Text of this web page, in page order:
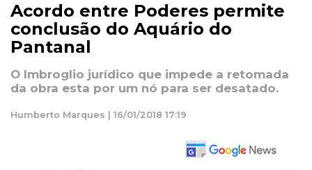
Acordo entre Poderes permite
conclusão do Aquário do
Pantanal
O Imbroglio jurídico que impede a retomada
da obra esta por um nó para ser desatado.
Humberto Marques | 16/01/2018 17:19